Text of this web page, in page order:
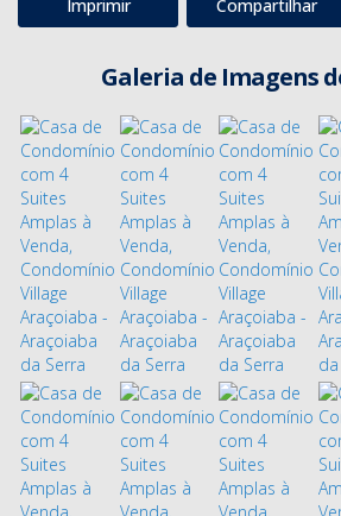
Imprimir
Compartilhar
Galeria de Imagens